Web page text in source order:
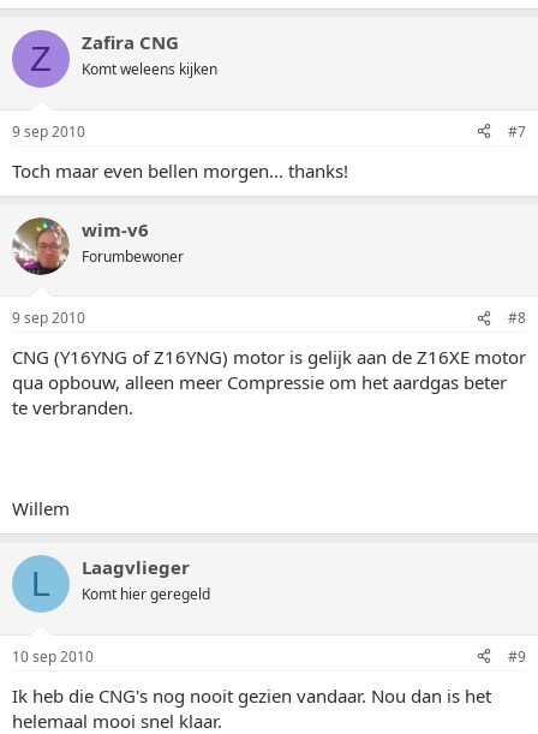
Z Zafira CNG
Komt weleens kijken
9 sep 2010 #7
Toch maar even bellen morgen... thanks!
wim-v6
Forumbewoner
9 sep 2010 #8
CNG (Y16YNG of Z16YNG) motor is gelijk aan de Z16XE motor
qua opbouw, alleen meer Compressie om het aardgas beter
te verbranden.
Willem
L Laagvlieger
Komt hier geregeld
10 sep 2010 #9
Ik heb die CNG's nog nooit gezien vandaar. Nou dan is het
helemaal mooi snel klaar.